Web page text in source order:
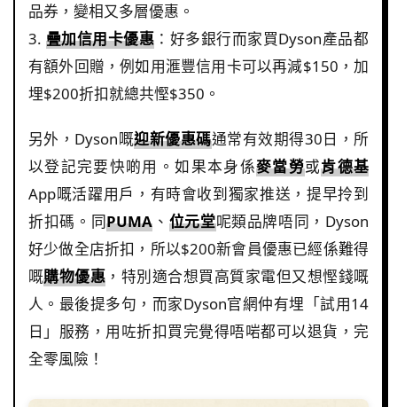
品券，變相又多層優惠。
3. 疊加信用卡優惠 ：好多銀行而家買Dyson產品都
有額外回贈，例如用滙豐信用卡可以再減$150，加
埋$200折扣就總共慳$350。
另外，Dyson嘅迎新優惠碼通常有效期得30日，所
以登記完要快啲用。如果本身係麥當勞或肯德基
App嘅活躍用戶，有時會收到獨家推送，提早拎到
折扣碼。同PUMA 、 位元堂呢類品牌唔同，Dyson
好少做全店折扣，所以$200新會員優惠已經係難得
嘅購物優惠 ，特別適合想買高質家電但又想慳錢嘅
人。最後提多句，而家Dyson官網仲有埋「試用14
日」服務，用咗折扣買完覺得唔啱都可以退貨，完
全零風險！